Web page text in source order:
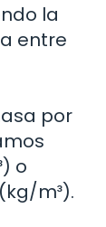
la
entre
por
o
m³).